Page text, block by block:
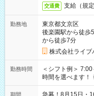
交通費 支給（規定
勤務地
東京都文京区
後楽園駅から徒歩
から徒歩7分
株式会社ライブ
勤務時間
＜シフト例＞ 7:00～23:00
時間を選べます！
期間 急募！8月15日・